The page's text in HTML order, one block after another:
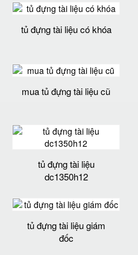
tủ đựng tài liệu có khóa
mua tủ đựng tài liệu cũ
tủ đựng tài liệu
dc1350h12
tủ đựng tài liệu giám
đốc